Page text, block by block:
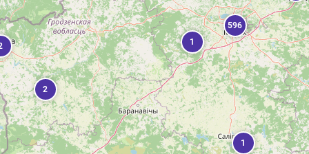
2
596
1
1